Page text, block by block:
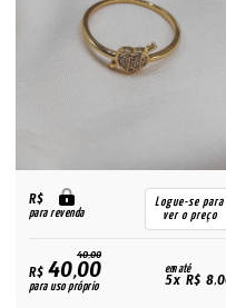
R$
para revenda
Logue-se para
ver o preço
40,00
R$40,00
para uso próprio
em até
5x R$